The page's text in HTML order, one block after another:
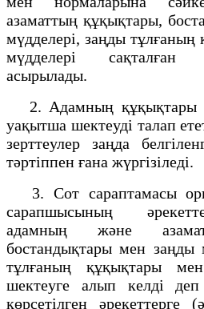
азаматтың құқықтары,
мүдделері, заңды
мүдделері сақталған
асырылады.
2. Адамның құқықтары
уақытша шектеуді талап
зерттеулер заңда
тәртіппен ғана жүргізіледі.
3. Сот сараптамасы
сарапшысының
адамның және
бостандықтары мен заңды
тұлғаның құқықтары
шектеуге алып келді
көрсетілген әрекеттерге